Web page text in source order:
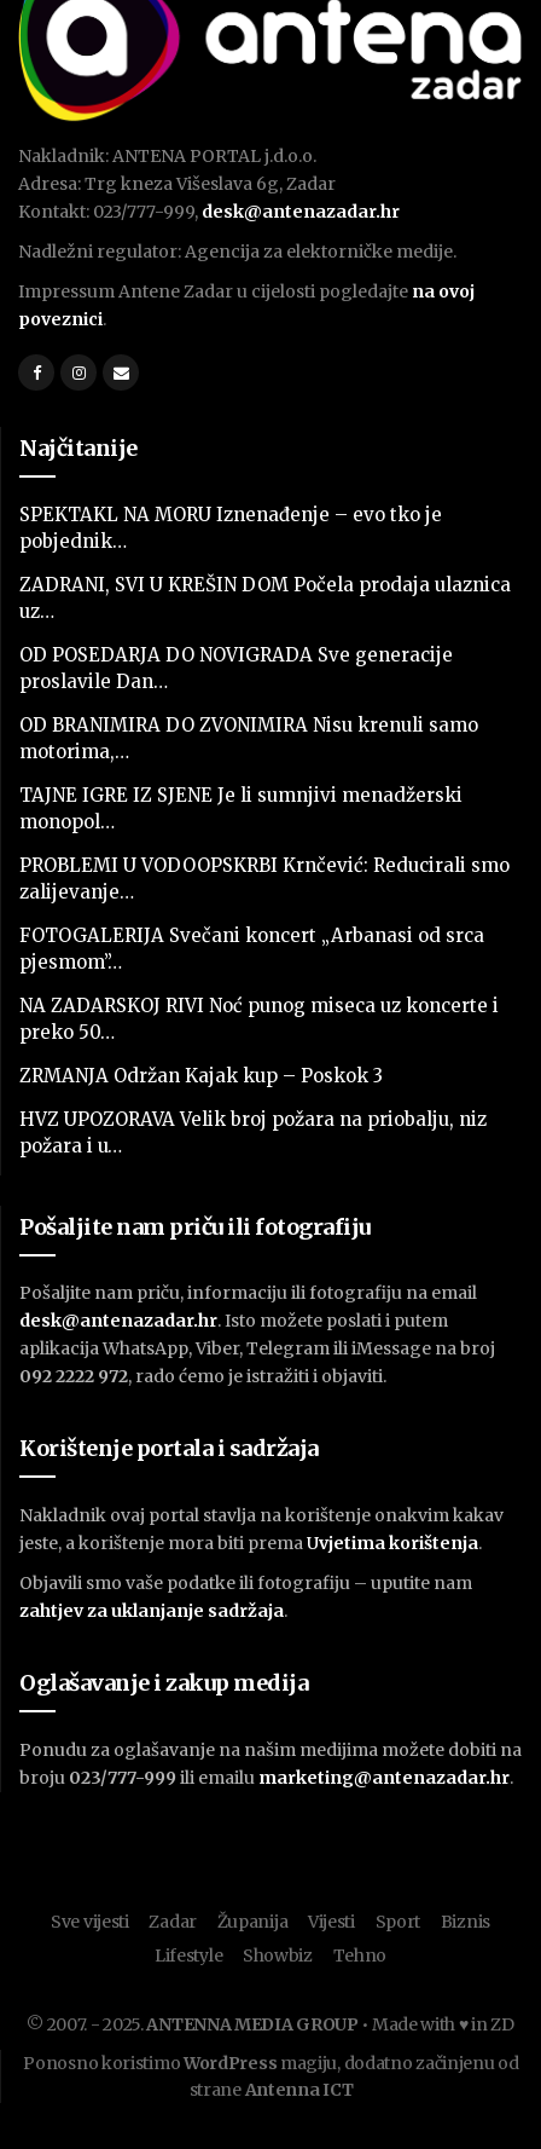
Nakladnik: ANTENA PORTAL j.d.o.o.
Adresa: Trg kneza Višeslava 6g, Zadar
Kontakt: 023/777-999, desk@antenazadar.hr
Nadležni regulator: Agencija za elektorničke medije.
Impressum Antene Zadar u cijelosti pogledajte na ovoj
poveznici.
Najčitanije
SPEKTAKL NA MORU Iznenađenje – evo tko je
pobjednik…
ZADRANI, SVI U KREŠIN DOM Počela prodaja ulaznica
uz…
OD POSEDARJA DO NOVIGRADA Sve generacije
proslavile Dan…
OD BRANIMIRA DO ZVONIMIRA Nisu krenuli samo
motorima,…
TAJNE IGRE IZ SJENE Je li sumnjivi menadžerski
monopol…
PROBLEMI U VODOOPSKRBI Krnčević: Reducirali smo
zalijevanje…
FOTOGALERIJA Svečani koncert „Arbanasi od srca
pjesmom”…
NA ZADARSKOJ RIVI Noć punog miseca uz koncerte i
preko 50…
ZRMANJA Održan Kajak kup – Poskok 3
HVZ UPOZORAVA Velik broj požara na priobalju, niz
požara i u…
Pošaljite nam priču ili fotografiju
Pošaljite nam priču, informaciju ili fotografiju na email
desk@antenazadar.hr. Isto možete poslati i putem
aplikacija WhatsApp, Viber, Telegram ili iMessage na broj
092 2222 972, rado ćemo je istražiti i objaviti.
Korištenje portala i sadržaja
Nakladnik ovaj portal stavlja na korištenje onakvim kakav
jeste, a korištenje mora biti premaUvjetima korištenja.
Objavili smo vaše podatke ili fotografiju – uputite nam
zahtjev za uklanjanje sadržaja.
Oglašavanje i zakup medija
Ponudu za oglašavanje na našim medijima možete dobiti na
broju 023/777-999 ili emailu marketing@antenazadar.hr.
Sve vijesti Zadar Županija Vijesti Sport
Biznis
Lifestyle
Showbiz Tehno
© 2007. - 2025.ANTENNA MEDIA GROUP • Made with ♥ in ZD
Ponosno koristimoWordPress magiju, dodatno začinjenu od
straneAntenna ICT